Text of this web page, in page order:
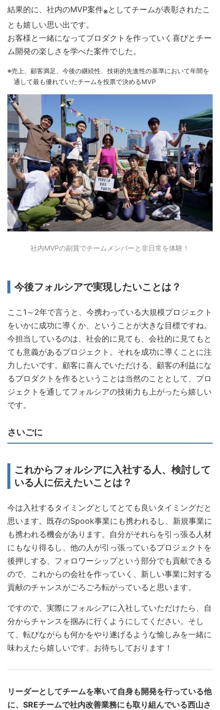
結果的に、社内のMVP案件※としてチームが表彰されたこ
とも嬉しい思い出です。
お客様と一緒になってプロダクトを作っていく喜びとチー
ム開発の楽しさを学べた案件でした。
※売上、顧客満足、今後の継続性、技術的先進性の基準において年間を
通して最も優れていたチームを投票で決めるMVP
社内MVPの副賞でチームメンバーと非日常を体験！
今後フォルシアで実現したいことは？
ここ1～2年で言うと、今携わっている大規模プロジェクト
をいかに成功に導くか、ということが大きな目標ですね。
今担当しているのは、社会的に見ても、会社的に見てもと
ても意義があるプロジェクト。それを成功に導くことに注
力したいです。顧客に喜んでいただける、顧客の利益にな
るプロダクトを作るということは当然のこととして、プロ
ジェクトを通してフォルシアの技術力も上がったら嬉しい
です。
さいごに
これからフォルシアに入社する人、検討して
いる人に伝えたいことは？
今は入社するタイミングとしてとても良いタイミングだと
思います。既存のSpook事業にも携われるし、新規事業に
も携われる機会があります。自分がそれらを引っ張る人材
にもなり得るし、他の人が引っ張っているプロジェクトを
後押しする、フォロワーシップという部分でも貢献できる
ので、これからの会社を作っていく、新しい事業に対する
貢献のチャンスがごろごろ転がっていると思います。
ですので、実際にフォルシアに入社していただけたら、自
分からチャンスを掴みに行くようにしてください。そし
て、転びながらも何かをやり遂げるような愉しみを一緒に
味わえたら嬉しいです。お待ちしております！
リーダーとしてチームを率いて自身も開発を行っている他
に、SREチームで社内改善業務にも取り組んでいる西山さ